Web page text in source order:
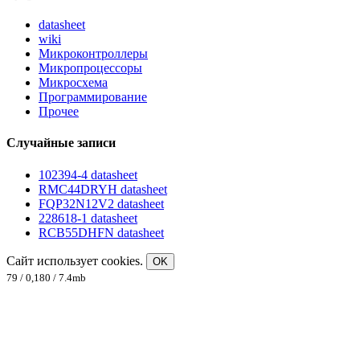
datasheet
wiki
Микроконтроллеры
Микропроцессоры
Микросхема
Программирование
Прочее
Случайные записи
102394-4 datasheet
RMC44DRYH datasheet
FQP32N12V2 datasheet
228618-1 datasheet
RCB55DHFN datasheet
Сайт использует cookies.
OK
79 / 0,180 / 7.4mb